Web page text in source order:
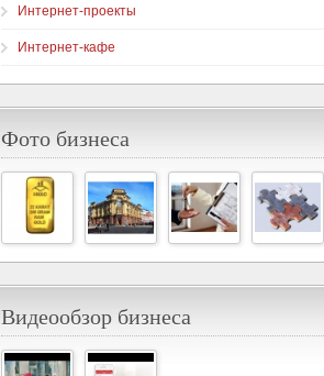
Интернет-проекты
Интернет-кафе
Фото бизнеса
Видеообзор бизнеса